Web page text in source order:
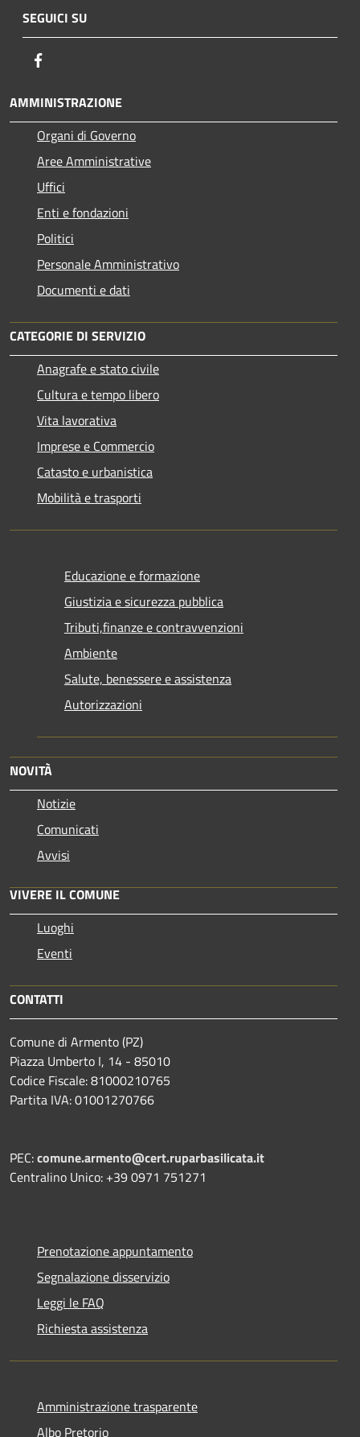
SEGUICI SU
AMMINISTRAZIONE
Organi di Governo
Aree Amministrative
Uffici
Enti e fondazioni
Politici
Personale Amministrativo
Documenti e dati
CATEGORIE DI SERVIZIO
Anagrafe e stato civile
Cultura e tempo libero
Vita lavorativa
Imprese e Commercio
Catasto e urbanistica
Mobilità e trasporti
Educazione e formazione
Giustizia e sicurezza pubblica
Tributi,finanze e contravvenzioni
Ambiente
Salute, benessere e assistenza
Autorizzazioni
NOVITÀ
Notizie
Comunicati
Avvisi
VIVERE IL COMUNE
Luoghi
Eventi
CONTATTI
Comune di Armento (PZ)
Piazza Umberto I, 14 - 85010
Codice Fiscale: 81000210765
Partita IVA: 01001270766
PEC:comune.armento@cert.ruparbasilicata.it
Centralino Unico: +39 0971 751271
Prenotazione appuntamento
Segnalazione disservizio
Leggi le FAQ
Richiesta assistenza
Amministrazione trasparente
Albo Pretorio